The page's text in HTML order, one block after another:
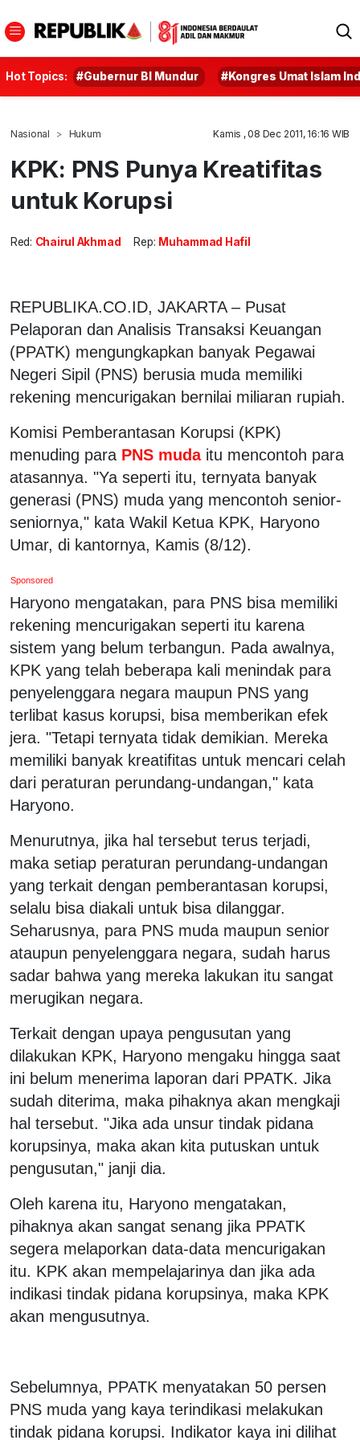
Hot Topics: #Gubernur BI Mundur #Kongres Umat Islam
Nasional Hukum Kamis , 08 Dec 2011, 16:16 WIB
KPK: PNS Punya Kreatifitas
untuk Korupsi
Red: Chairul Akhmad Rep: Muhammad Hafil
REPUBLIKA.CO.ID, JAKARTA – Pusat
Pelaporan dan Analisis Transaksi Keuangan
(PPATK) mengungkapkan banyak Pegawai
Negeri Sipil (PNS) berusia muda memiliki
rekening mencurigakan bernilai miliaran rupiah.
Komisi Pemberantasan Korupsi (KPK)
menuding para PNS muda itu mencontoh para
atasannya. "Ya seperti itu, ternyata banyak
generasi (PNS) muda yang mencontoh senior-
seniornya," kata Wakil Ketua KPK, Haryono
Umar, di kantornya, Kamis (8/12).
Sponsored
Haryono mengatakan, para PNS bisa memiliki
rekening mencurigakan seperti itu karena
sistem yang belum terbangun. Pada awalnya,
KPK yang telah beberapa kali menindak para
penyelenggara negara maupun PNS yang
terlibat kasus korupsi, bisa memberikan efek
jera. "Tetapi ternyata tidak demikian. Mereka
memiliki banyak kreatifitas untuk mencari celah
dari peraturan perundang-undangan," kata
Haryono.
Menurutnya, jika hal tersebut terus terjadi,
maka setiap peraturan perundang-undangan
yang terkait dengan pemberantasan korupsi,
selalu bisa diakali untuk bisa dilanggar.
Seharusnya, para PNS muda maupun senior
ataupun penyelenggara negara, sudah harus
sadar bahwa yang mereka lakukan itu sangat
merugikan negara.
Terkait dengan upaya pengusutan yang
dilakukan KPK, Haryono mengaku hingga saat
ini belum menerima laporan dari PPATK. Jika
sudah diterima, maka pihaknya akan mengkaji
hal tersebut. "Jika ada unsur tindak pidana
korupsinya, maka akan kita putuskan untuk
pengusutan," janji dia.
Oleh karena itu, Haryono mengatakan,
pihaknya akan sangat senang jika PPATK
segera melaporkan data-data mencurigakan
itu. KPK akan mempelajarinya dan jika ada
indikasi tindak pidana korupsinya, maka KPK
akan mengusutnya.
Sebelumnya, PPATK menyatakan 50 persen
PNS muda yang kaya terindikasi melakukan
tindak pidana korupsi. Indikator kaya ini dilihat